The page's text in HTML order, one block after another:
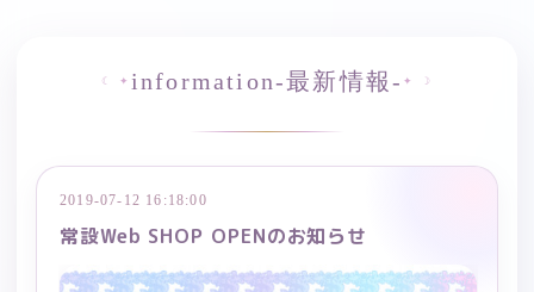
information-最新情報-
2019-07-12 16:18:00
常設Web SHOP OPENのお知らせ